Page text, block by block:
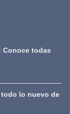
Conoce todas
lo nuevo de